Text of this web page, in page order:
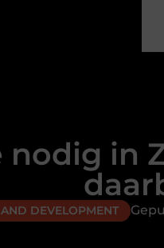
in
DEVELOPMENT